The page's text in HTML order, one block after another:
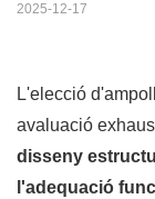
2025-12-17
L'elecció
avaluació
disseny
l'adequació